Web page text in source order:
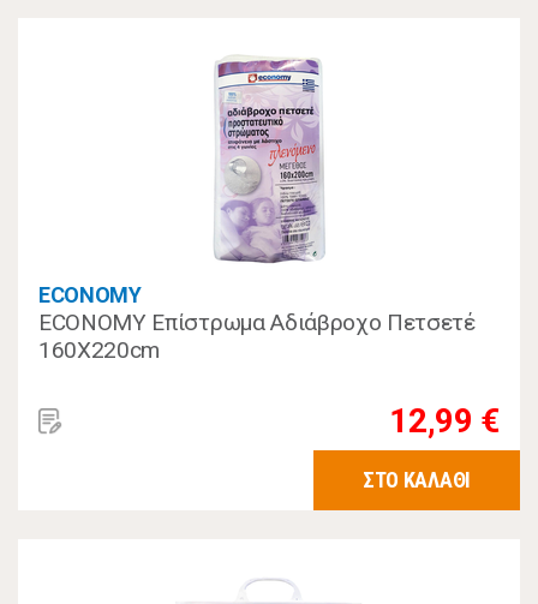
ECONOMY
ECONOMY Επίστρωμα Αδιάβροχο Πετσετέ
160Χ220cm
12,99 €
ΣΤΟ ΚΑΛΑΘΙ